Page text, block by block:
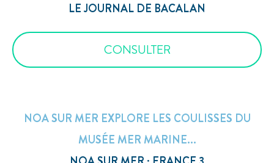
LE JOURNAL DE BACALAN
CONSULTER
NOA SUR MER EXPLORE LES COULISSES DU
MUSÉE MER MARINE...